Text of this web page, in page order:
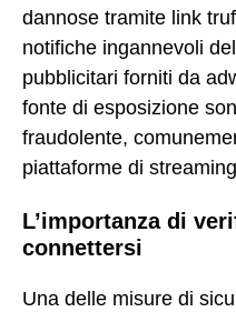
dannose tramite link
notifiche ingannevoli
pubblicitari forniti da
fonte di esposizione
fraudolente,
piattaforme di
L’importanza di
connettersi
Una delle misure di